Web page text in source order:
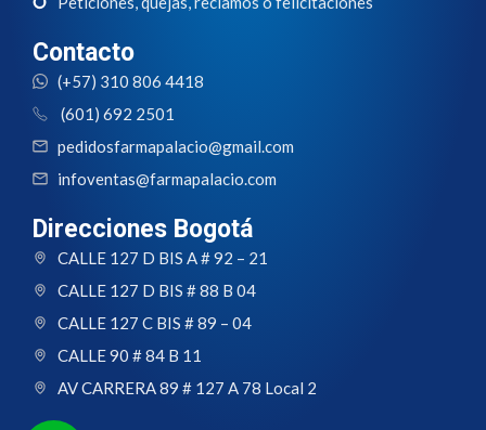
Contacto
(+57) 310 806 4418
(601) 692 2501
pedidosfarmapalacio@gmail.com
infoventas@farmapalacio.com
Direcciones Bogotá
CALLE 127 D BIS A # 92 – 21
CALLE 127 D BIS # 88 B 04
CALLE 127 C BIS # 89 – 04
CALLE 90 # 84 B 11
AV CARRERA 89 # 127 A 78 Local 2